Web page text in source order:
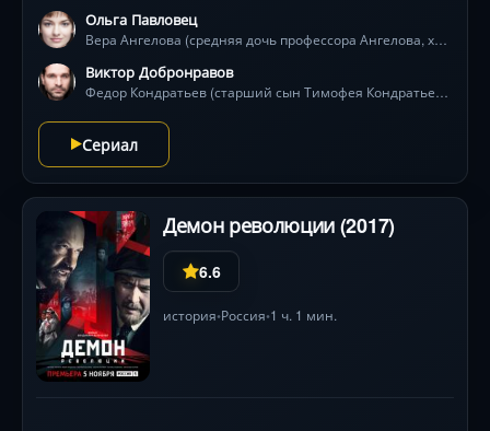
родового гнезда. 130 лет истории — от Гражданской
войны до 1990-х — раскрывают фамильные тайны,
неразделенную любовь и борьбу за наследие. Рядом
с героями — два мистических покровителя: Ангел-
роковые события. Войны, предательства и
внезапные спасения определят, устоит ли
«Ангелово» под натиском эпох.
Ольга Павловец
Вера Ангелова (средняя дочь профессора Ангелова, хранительница усадьбы)
Виктор Добронравов
Федор Кондратьев (старший сын Тимофея Кондратьева)
Сериал
Демон революции (2017)
6.6
история•Россия•1 ч. 1 мин.